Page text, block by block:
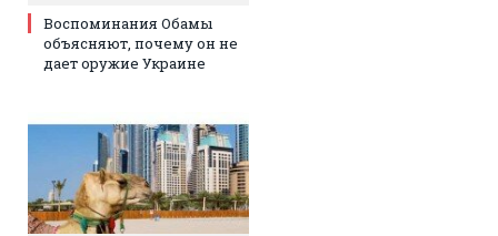
Воспоминания Обамы
объясняют, почему он не
дает оружие Украине